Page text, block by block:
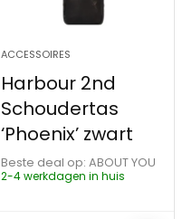
ACCESSOIRES
Harbour 2nd
Schoudertas
‘Phoenix’ zwart
Beste deal op:
ABOUT YOU
2-4 werkdagen in huis